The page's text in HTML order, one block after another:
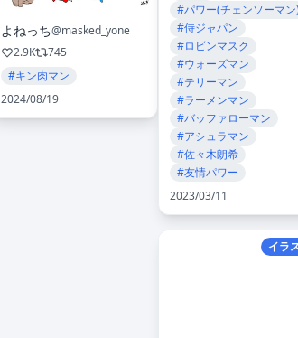
よねっち@masked_yone
2.9K
745
#キン肉マン
2024/08/19
#パワー(チェンソーマン)
#侍ジャパン
#ロビンマスク
#ウォーズマン
#テリーマン
#ラーメンマン
#バッファローマン
#アシュラマン
#佐々木朗希
#友情パワー
2023/03/11
イラ